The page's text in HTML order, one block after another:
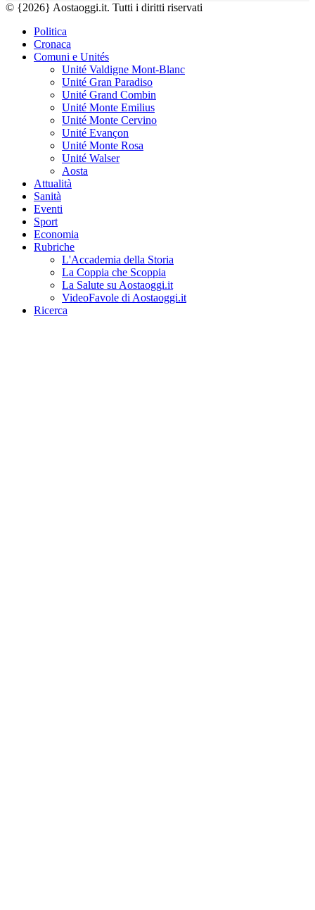
© {2026} Aostaoggi.it. Tutti i diritti riservati
Politica
Cronaca
Comuni e Unités
Unité Valdigne Mont-Blanc
Unité Gran Paradiso
Unité Grand Combin
Unité Monte Emilius
Unité Monte Cervino
Unité Evançon
Unité Monte Rosa
Unité Walser
Aosta
Attualità
Sanità
Eventi
Sport
Economia
Rubriche
L'Accademia della Storia
La Coppia che Scoppia
La Salute su Aostaoggi.it
VideoFavole di Aostaoggi.it
Ricerca